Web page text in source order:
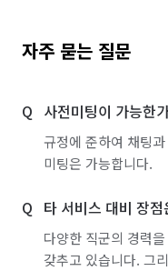
자주 묻는 질문
사전미팅이 가능한
규정에 준하여 채팅
미팅은 가능합니다.
타 서비스 대비 장
다양한 직군의 경력
갖추고 있습니다. 그